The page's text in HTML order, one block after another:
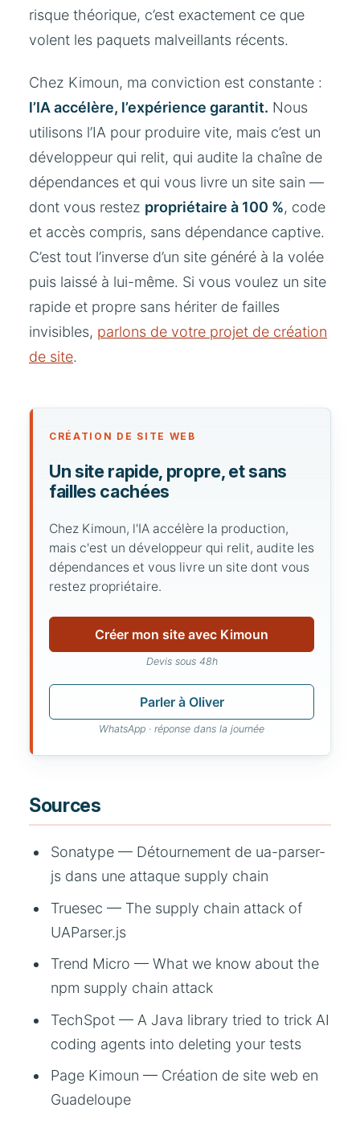
risque théorique, c’est exactement ce que
volent les paquets malveillants récents.
Chez Kimoun, ma conviction est constante :
l’IA accélère, l’expérience garantit. Nous
utilisons l’IA pour produire vite, mais c’est un
développeur qui relit, qui audite la chaîne de
dépendances et qui vous livre un site sain —
dont vous restez propriétaire à 100 %, code
et accès compris, sans dépendance captive.
C’est tout l’inverse d’un site généré à la volée
puis laissé à lui-même. Si vous voulez un site
rapide et propre sans hériter de failles
invisibles, parlons de votre projet de création
de site.
CRÉATION DE SITE WEB
Un site rapide, propre, et sans
failles cachées
Chez Kimoun, l'IA accélère la production,
mais c'est un développeur qui relit, audite les
dépendances et vous livre un site dont vous
restez propriétaire.
Créer mon site avec Kimoun
Devis sous 48h
Parler à Oliver
WhatsApp · réponse dans la journée
Sources
Sonatype — Détournement de ua-parser-
js dans une attaque supply chain
Truesec — The supply chain attack of
UAParser.js
Trend Micro — What we know about the
npm supply chain attack
TechSpot — A Java library tried to trick AI
coding agents into deleting your tests
Page Kimoun — Création de site web en
Guadeloupe